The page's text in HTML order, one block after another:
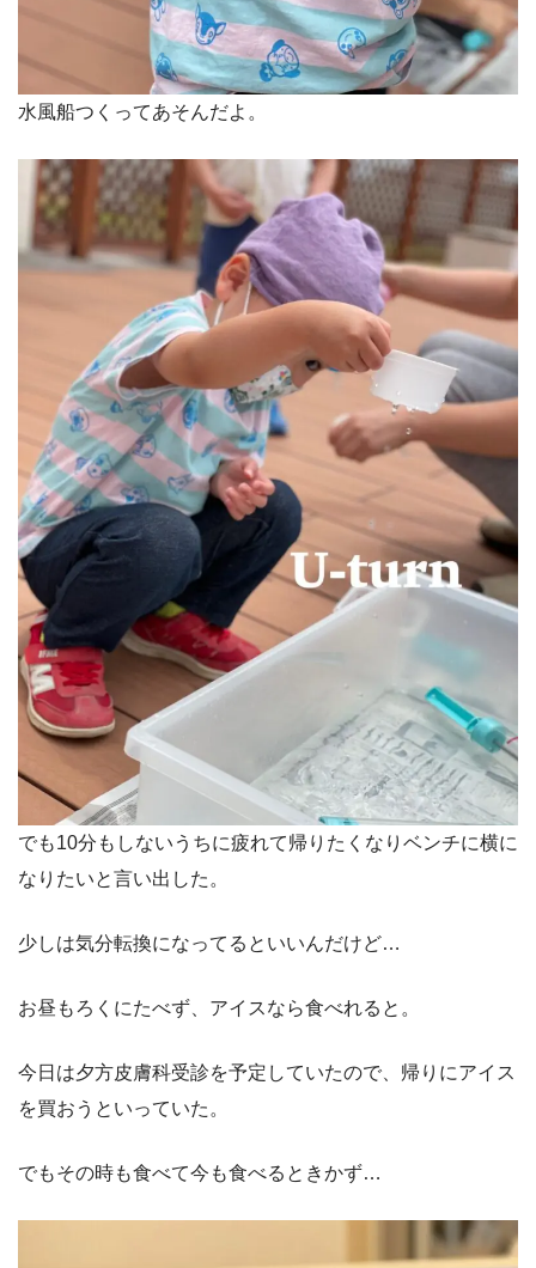
水風船つくってあそんだよ。
でも10分もしないうちに疲れて帰りたくなりベンチに横に
なりたいと言い出した。
少しは気分転換になってるといいんだけど…
お昼もろくにたべず、アイスなら食べれると。
今日は夕方皮膚科受診を予定していたので、帰りにアイス
を買おうといっていた。
でもその時も食べて今も食べるときかず…